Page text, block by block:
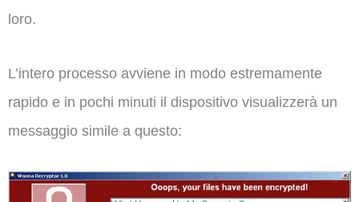
loro.
L’intero processo avviene in modo estremamente
rapido e in pochi minuti il dispositivo visualizzerà un
messaggio simile a questo: